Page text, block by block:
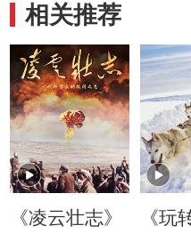
相关推荐
《凌云壮志》 《玩